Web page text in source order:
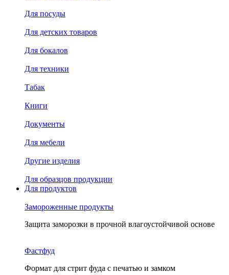
Для посуды
Для детских товаров
Для бокалов
Для техники
Табак
Книги
Документы
Для мебели
Другие изделия
Для образцов продукции
Для продуктов
Замороженные продукты
Защита заморозки в прочной влагоустойчивой основе
Фастфуд
Формат для стрит фуда с печатью и замком